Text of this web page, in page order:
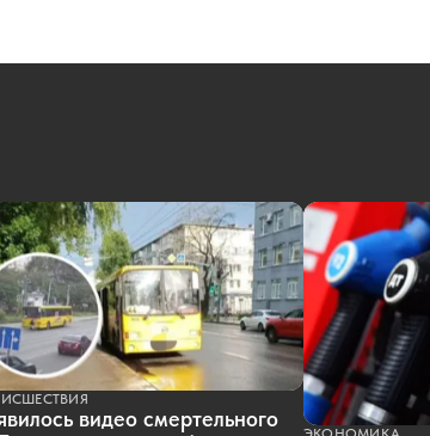
видео смертельного